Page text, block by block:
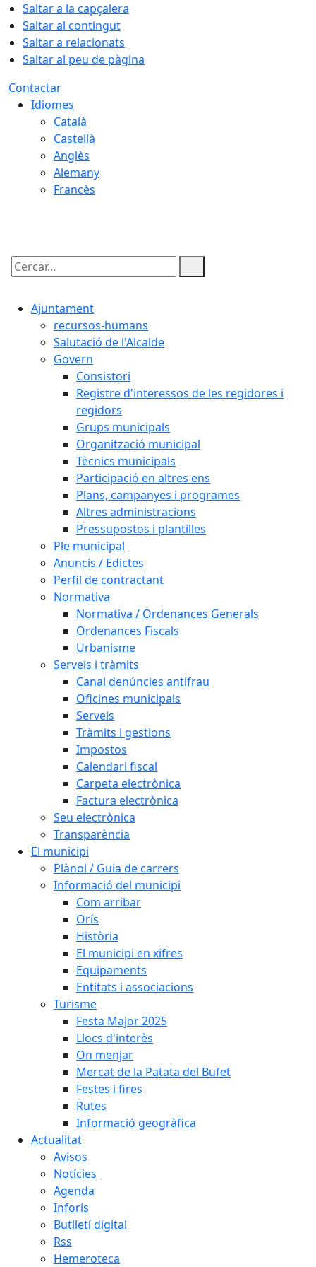
Saltar a la capçalera
Saltar al contingut
Saltar a relacionats
Saltar al peu de pàgina
Contactar
Idiomes
Català
Castellà
Anglès
Alemany
Francès
Cercar:
Ajuntament
recursos-humans
Salutació de l'Alcalde
Govern
Consistori
Registre d'interessos de les regidores i
regidors
Grups municipals
Organització municipal
Tècnics municipals
Participació en altres ens
Plans, campanyes i programes
Altres administracions
Pressupostos i plantilles
Ple municipal
Anuncis / Edictes
Perfil de contractant
Normativa
Normativa / Ordenances Generals
Ordenances Fiscals
Urbanisme
Serveis i tràmits
Canal denúncies antifrau
Oficines municipals
Serveis
Tràmits i gestions
Impostos
Calendari fiscal
Carpeta electrònica
Factura electrònica
Seu electrònica
Transparència
El municipi
Plànol / Guia de carrers
Informació del municipi
Com arribar
Orís
Història
El municipi en xifres
Equipaments
Entitats i associacions
Turisme
Festa Major 2025
Llocs d'interès
On menjar
Mercat de la Patata del Bufet
Festes i fires
Rutes
Informació geogràfica
Actualitat
Avisos
Notícies
Agenda
Inforís
Butlletí digital
Rss
Hemeroteca